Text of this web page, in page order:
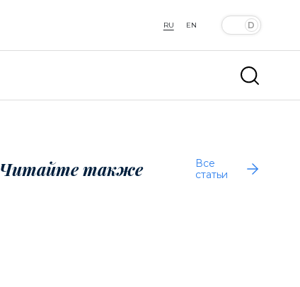
RU EN
Читайте также
Все
статьи